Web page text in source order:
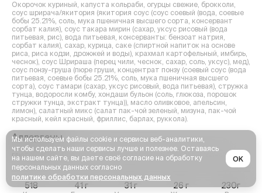
Окорочок куриный, капуста кольраби, огурцы свежие, брокколи,
соус шрирача/якитория (якитория соус (соус соевый (вода, соевые
бобы 25.21%, соль, мука пшеничная высшего сорта, консервант
сорбат калия), соус такара мирин (сахар, уксус рисовый (вода
питьевая, рис), вода питьевая, консерванты: бензоат натрия,
сорбат калия), сахар, курица, саке (спиртной напиток на основе
риса, риса кодзи, дрожжей и воды), крахмал картофельный, имбирь,
чеснок), соус Шрираша (перец чили, чеснок, сахар, соль, уксус), мед),
соус понзу-груша (пюре груши, концентрат понзу (соевый соус (вода
питьевая, соевые бобы 25.21%, соль, мука пшеничная высшего
сорта), соус тамари (сахар, уксус рисовый, вода питьевая), стружка
тунца, водоросли комбу, хондаши бульон (соль, глюкоза, порошок
стружки тунца, экстракт тунца)), масло оливковое, апельсин,
лимон), салатный микс (салат пак-чой зеленый, мизуна, пак-чой
красный, кейл красный, фриллис, барлах, руккола).
Аллергены
глютен, Рыба, Соя, продукт переработки рыбы, следы горчицы
518 41г 31г 26г 230г
Мы используем файлы cookie и сервисы веб-аналитики,
чтобы сделать наши сервисы лучше и полезнее. Оставаясь
на нашем сайте, вы даете своё согласие на обработку
персональных данных согласно
политике обработки персональных данных
OK